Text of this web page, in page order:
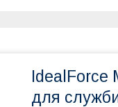
IdealForce
для